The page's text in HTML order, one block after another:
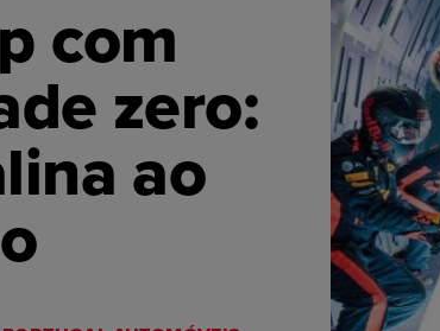
com
zero:
ao